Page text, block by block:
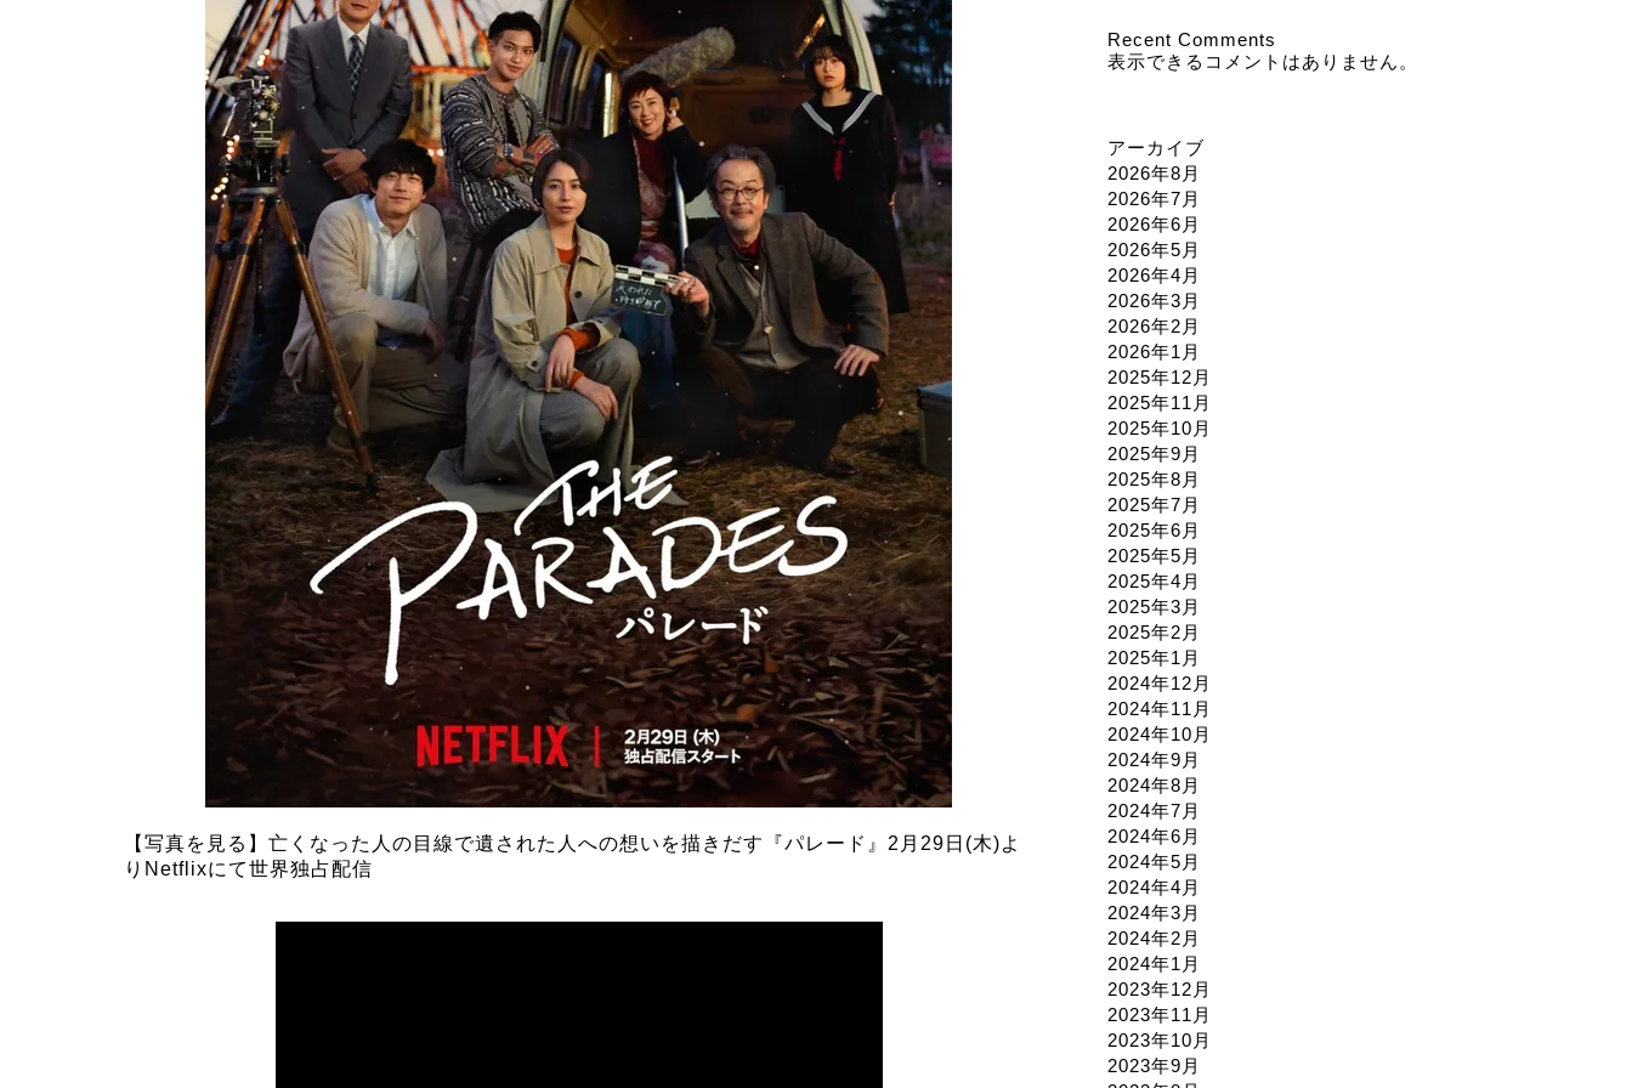
【写真を見る】亡くなった人の目線で遺された人への想いを描きだす『パレード』2月29日(木)よ
りNetflixにて世界独占配信
Recent Comments
表示できるコメントはありません。
アーカイブ
2026年8月
2026年7月
2026年6月
2026年5月
2026年4月
2026年3月
2026年2月
2026年1月
2025年12月
2025年11月
2025年10月
2025年9月
2025年8月
2025年7月
2025年6月
2025年5月
2025年4月
2025年3月
2025年2月
2025年1月
2024年12月
2024年11月
2024年10月
2024年9月
2024年8月
2024年7月
2024年6月
2024年5月
2024年4月
2024年3月
2024年2月
2024年1月
2023年12月
2023年11月
2023年10月
2023年9月